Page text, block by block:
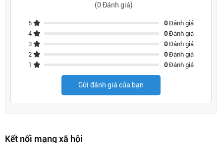
(0 Đánh giá)
5 0Đánh giá
4
0Đánh giá
3
0Đánh giá
2
0Đánh giá
1
0Đánh giá
Gửi đánh giá của bạn
Kết nối mạng xã hội